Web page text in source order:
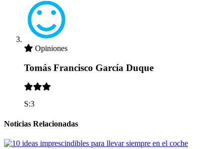
Opiniones
Tomás Francisco García Duque
S:3
Noticias Relacionadas